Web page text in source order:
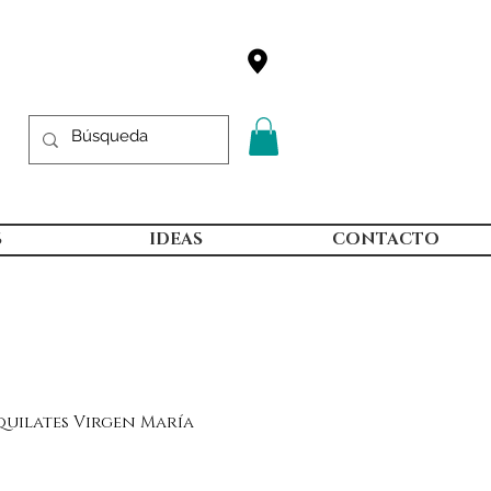
IDEAS CONTACTO
Virgen María